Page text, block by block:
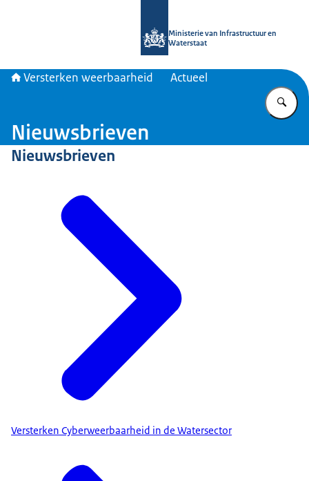
Ministerie van Infrastructuur en
Waterstaat
Versterken weerbaarheid Actueel
Nieuwsbrieven
Nieuwsbrieven
Versterken Cyberweerbaarheid in de Watersector